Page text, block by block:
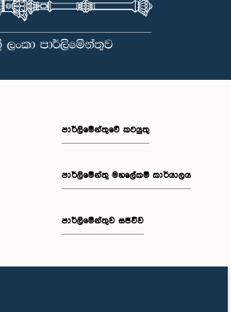
පාර්ලිමේන්තුවේ කටයුතු
පාර්ලිමේන්තු මහලේකම් කාර්යාලය
පාර්ලිමේන්තුව සජීවීව